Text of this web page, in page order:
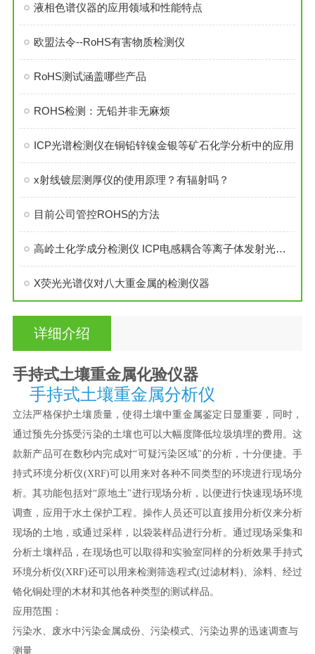
液相色谱仪器的应用领域和性能特点
欧盟法令--RoHS有害物质检测仪
RoHS测试涵盖哪些产品
ROHS检测：无铅并非无麻烦
ICP光谱检测仪在铜铅锌镍金银等矿石化学分析中的应用
x射线镀层测厚仪的使用原理？有辐射吗？
目前公司管控ROHS的方法
高岭土化学成分检测仪 ICP电感耦合等离子体发射光谱仪 深圳天创美公司直销
X荧光光谱仪对八大重金属的检测仪器
详细介绍
手持式土壤重金属化验仪器
手持式土壤重金属分析仪
立法严格保护土壤质量，使得土壤中重金属鉴定日显重要，同时，
通过预先分拣受污染的土壤也可以大幅度降低垃圾填埋的费用。这
款新产品可在数秒内完成对“可疑污染区域"的分析，十分便捷。手
持式环境分析仪(XRF)可以用来对各种不同类型的环境进行现场分
析。其功能包括对“原地土"进行现场分析，以便进行快速现场环境
调查，应用于水土保护工程。操作人员还可以直接用分析仪来分析
现场的土地，或通过采样，以袋装样品进行分析。通过现场采集和
分析土壤样品，在现场也可以取得和实验室同样的分析效果手持式
环境分析仪(XRF)还可以用来检测筛选程式(过滤材料)、涂料、经过
铬化铜处理的木材和其他各种类型的测试样品。
应用范围：
污染水、废水中污染金属成份、污染模式、污染边界的迅速调查与
测量